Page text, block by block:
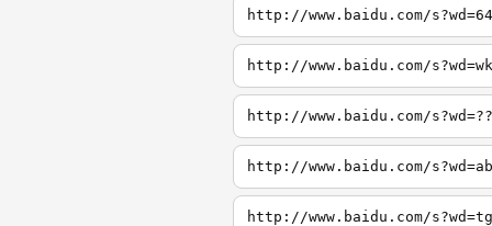
http://www.baidu.com/s?wd=64
http://www.baidu.com/s?wd=wk
http://www.baidu.com/s?wd=??
http://www.baidu.com/s?wd=ab
http://www.baidu.com/s?wd=tg